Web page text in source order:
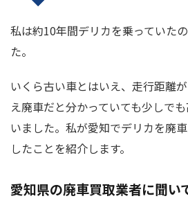
私は約10年間デリカを乗っていた
た。
いくら古い車とはいえ、走行距離
え廃車だと分かっていても少しで
いました。私が愛知でデリカを廃
したことを紹介します。
愛知県の廃車買取業者に聞い